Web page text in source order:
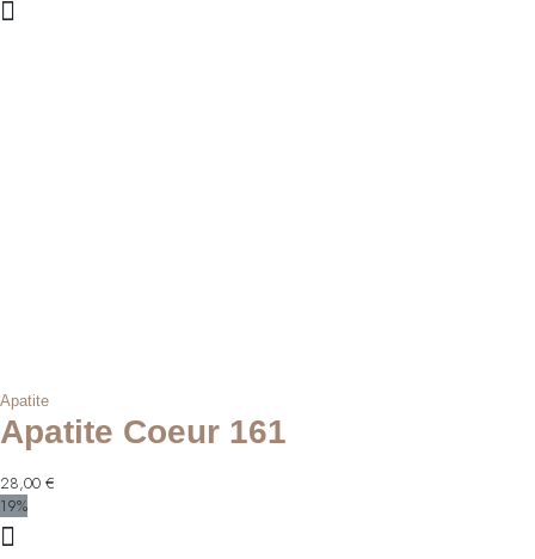
Apatite
Apatite Coeur 161
28,00 €
19%